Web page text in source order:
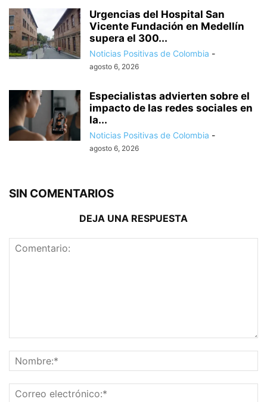
Urgencias del Hospital San
Vicente Fundación en Medellín
supera el 300...
Noticias Positivas de Colombia -
agosto 6, 2026
Especialistas advierten sobre el
impacto de las redes sociales en
la...
Noticias Positivas de Colombia -
agosto 6, 2026
SIN COMENTARIOS
DEJA UNA RESPUESTA